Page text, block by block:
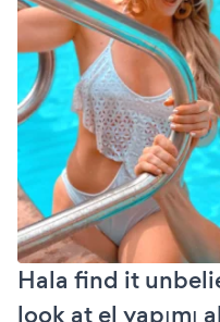
Hala find it
look at el yapımı